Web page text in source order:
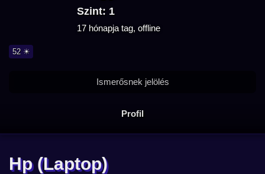
Szint: 1
17 hónapja tag, offline
52 ☀
Profil
Ismerősnek jelölés
Hp (Laptop)